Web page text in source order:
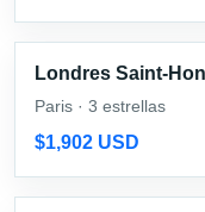
Londres Saint-
Paris · 3 estrellas
$1,902 USD